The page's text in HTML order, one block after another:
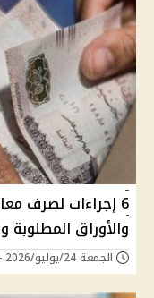
6 إجراءات لصرف
والأوراق
الجمعة 24/يوليو/2026 - 11:30 ص